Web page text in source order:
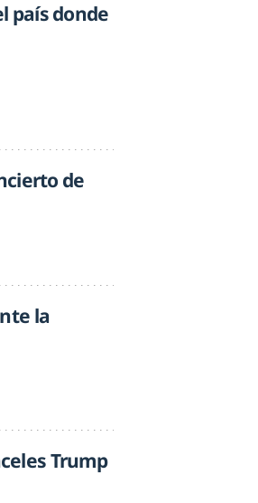
país donde
de
la
Trump